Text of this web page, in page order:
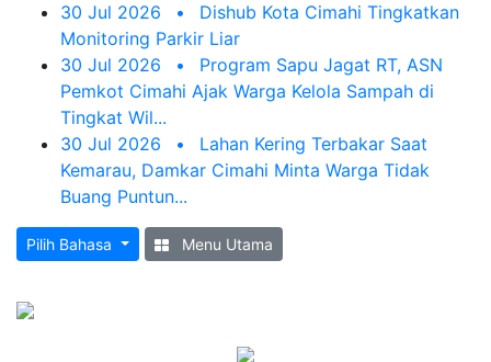
30 Jul 2026
•
Dishub Kota Cimahi Tingkatkan
Monitoring Parkir Liar
30 Jul 2026
•
Program Sapu Jagat RT, ASN
Pemkot Cimahi Ajak Warga Kelola Sampah di
Tingkat Wil...
30 Jul 2026
•
Lahan Kering Terbakar Saat
Kemarau, Damkar Cimahi Minta Warga Tidak
Buang Puntun...
Pilih Bahasa Menu Utama